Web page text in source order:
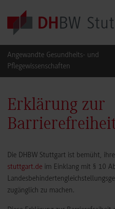
Skip to main content
Angewandte Gesundheits- und
Pflegewissenschaften
Suche
Erklärung zur
Die DHBW Stuttgart ist bemüht,
stuttgart.de im Einklang mit § 10
zugänglich zu machen.